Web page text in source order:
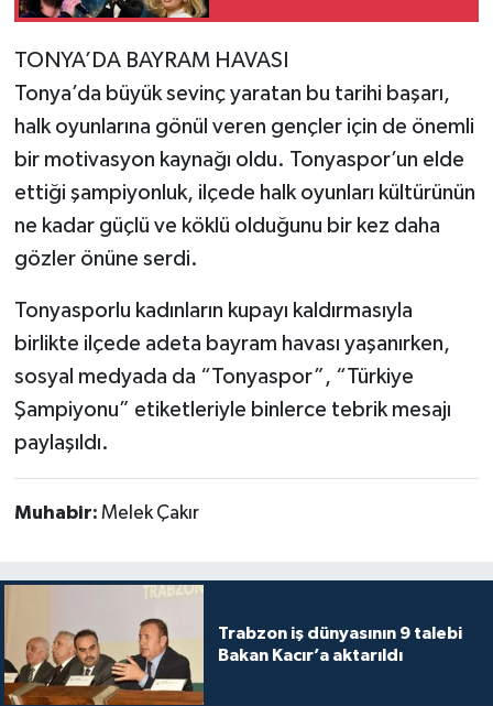
TONYA’DA BAYRAM HAVASI
Tonya’da büyük sevinç yaratan bu tarihi başarı,
halk oyunlarına gönül veren gençler için de önemli
bir motivasyon kaynağı oldu. Tonyaspor’un elde
ettiği şampiyonluk, ilçede halk oyunları kültürünün
ne kadar güçlü ve köklü olduğunu bir kez daha
gözler önüne serdi.
Tonyasporlu kadınların kupayı kaldırmasıyla
birlikte ilçede adeta bayram havası yaşanırken,
sosyal medyada da “Tonyaspor”, “Türkiye
Şampiyonu” etiketleriyle binlerce tebrik mesajı
paylaşıldı.
Muhabir: Melek Çakır
Trabzon iş dünyasının 9 talebi
Bakan Kacır’a aktarıldı